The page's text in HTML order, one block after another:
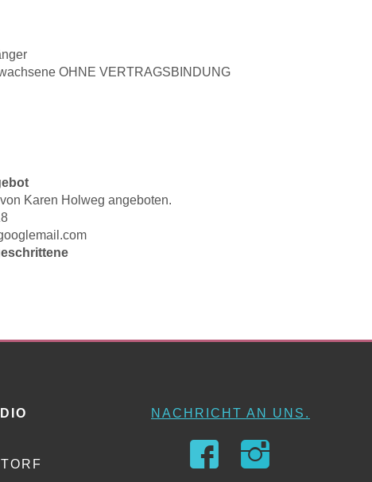
OHNE VERTRAGSBINDUNG
Karen Holweg angeboten.
NACHRICHT AN UNS.